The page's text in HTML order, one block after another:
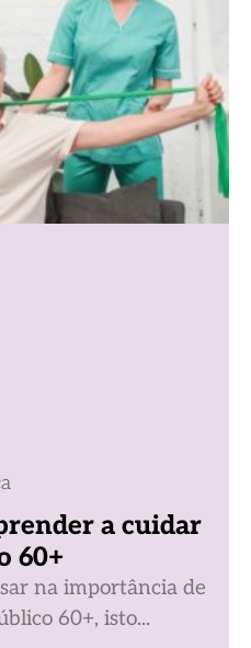
a cuidar
60+
na importância de
60+, isto...